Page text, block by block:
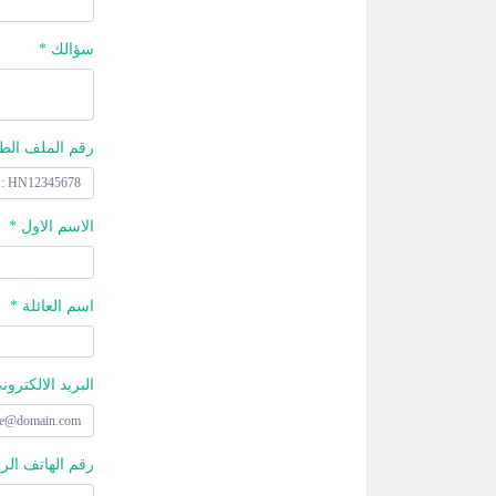
سؤالك *
رقم الملف
الاسم الاول *
اسم العائلة *
البريد
رقم الهاتف